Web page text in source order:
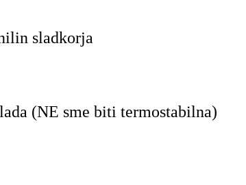
sladkorja
(NE sme biti termostabilna)